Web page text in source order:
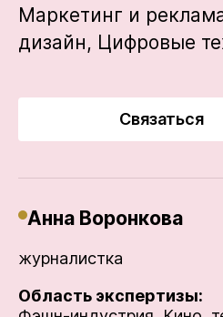
Маркетинг и
дизайн, Цифровые
Связаться
Анна Воронкова
журналистка
Область экспертизы: